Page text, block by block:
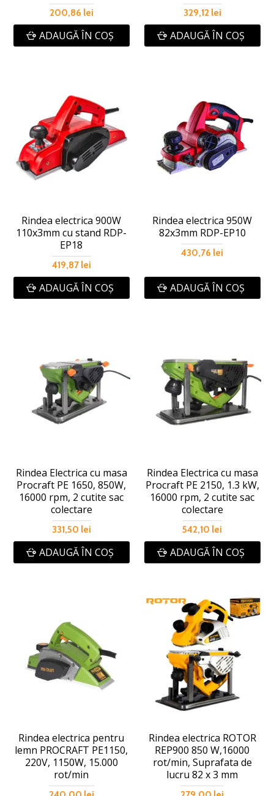
200,86 lei
ADAUGĂ ÎN COŞ
329,12 lei
ADAUGĂ ÎN COŞ
Rindea electrica 900W
110х3mm cu stand RDP-
EP18
419,87 lei
ADAUGĂ ÎN COŞ
Rindea electrica 950W
82х3mm RDP-EP10
430,76 lei
ADAUGĂ ÎN COŞ
Rindea Electrica cu masa
Procraft PE 1650, 850W,
16000 rpm, 2 cutite sac
colectare
331,50 lei
ADAUGĂ ÎN COŞ
Rindea Electrica cu masa
Procraft PE 2150, 1.3 kW,
16000 rpm, 2 cutite sac
colectare
542,10 lei
ADAUGĂ ÎN COŞ
Rindea electrica pentru
lemn PROCRAFT PE1150,
220V, 1150W, 15.000
rot/min
Rindea electrica ROTOR
REP900 850 W,16000
rot/min, Suprafata de
lucru 82 x 3 mm